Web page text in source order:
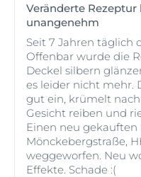
Veränderte
unangenehm
Seit 7 Jahren täglich
Offenbar wurde die
Deckel silbern
es leider nicht mehr.
gut ein, krümelt
Gesicht reiben und
Einen neu
Mönckebergstraße,
weggeworfen. Neu
Effekte. Schade :(